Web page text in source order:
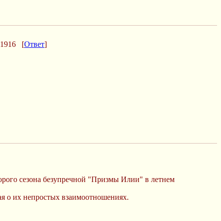
[Ответ]
сезона безупречной "Призмы Илии" в летнем
о их непростых взаимоотношениях.